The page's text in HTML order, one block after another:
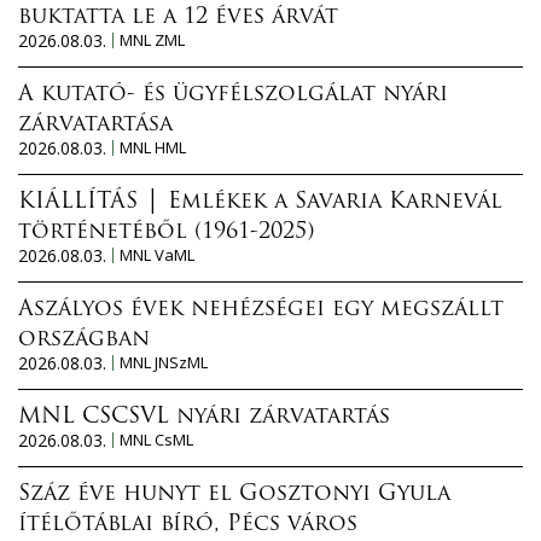
buktatta le a 12 éves árvát
2026.08.03.
MNL ZML
A kutató- és ügyfélszolgálat nyári
zárvatartása
2026.08.03.
MNL HML
KIÁLLÍTÁS │ Emlékek a Savaria Karnevál
történetéből (1961-2025)
2026.08.03.
MNL VaML
Aszályos évek nehézségei egy megszállt
országban
2026.08.03.
MNL JNSzML
MNL CSCSVL nyári zárvatartás
2026.08.03.
MNL CsML
Száz éve hunyt el Gosztonyi Gyula
ítélőtáblai bíró, Pécs város